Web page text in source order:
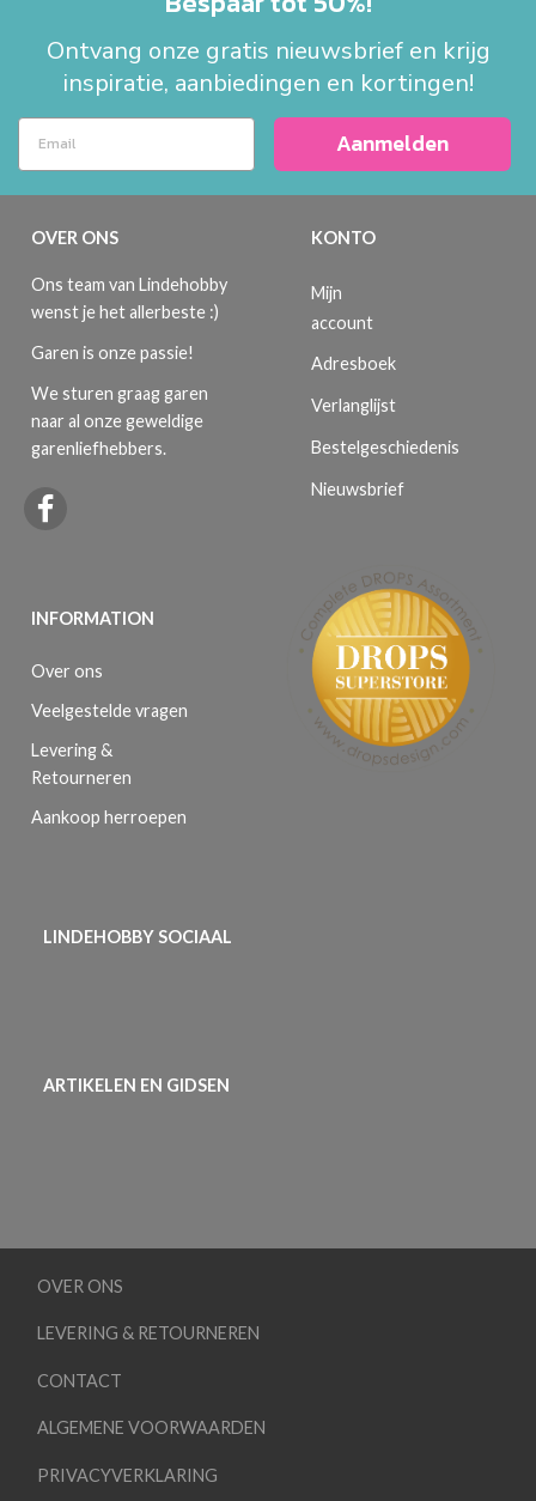
Ontvang onze gratis nieuwsbrief en krijg
inspiratie, aanbiedingen en kortingen!
Aanmelden
OVER ONS
Ons team van Lindehobby
wenst je het allerbeste :)
Garen is onze passie!
We sturen graag garen
naar al onze geweldige
garenliefhebbers.
INFORMATION
Over ons
Veelgestelde vragen
Levering &
Retourneren
Aankoop herroepen
KONTO
Mijn
account
Adresboek
Verlanglijst
Bestelgeschiedenis
Nieuwsbrief
LINDEHOBBY SOCIAAL
ARTIKELEN EN GIDSEN
OVER ONS
LEVERING & RETOURNEREN
CONTACT
ALGEMENE VOORWAARDEN
PRIVACYVERKLARING